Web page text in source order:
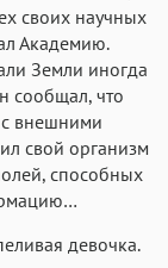
своих научных
Академию.
Земли иногда
сообщал, что
с внешними
свой организм
способных
девочка.